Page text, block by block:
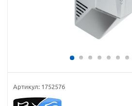
Артикул: 1752576